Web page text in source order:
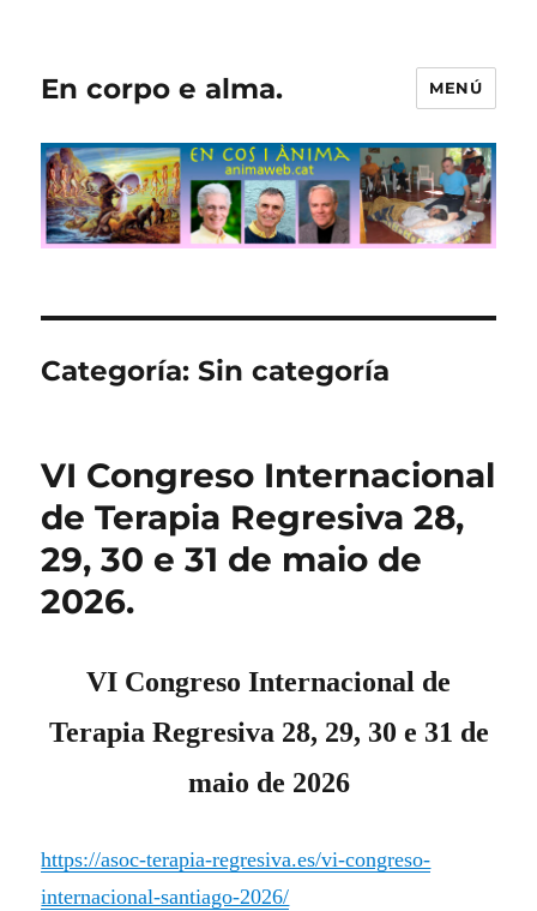
En corpo e alma. MENÚ
Categoría:Sin categoría
VI Congreso Internacional
de Terapia Regresiva 28,
29, 30 e 31 de maio de
2026.
VI Congreso Internacional de
Terapia Regresiva 28, 29, 30 e 31 de
maio de 2026
https://asoc-terapia-regresiva.es/vi-congreso-
internacional-santiago-2026/